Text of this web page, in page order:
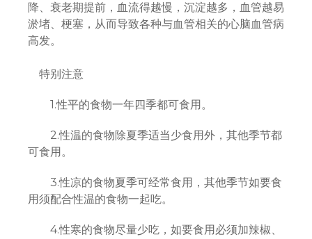
降、衰老期提前，血流得越慢，沉淀越多，血管越易
淤堵、梗塞，从而导致各种与血管相关的心脑血管病
高发。
特别注意
1.性平的食物一年四季都可食用。
2.性温的食物除夏季适当少食用外，其他季节都
可食用。
3.性凉的食物夏季可经常食用，其他季节如要食
用须配合性温的食物一起吃。
4.性寒的食物尽量少吃，如要食用必须加辣椒、